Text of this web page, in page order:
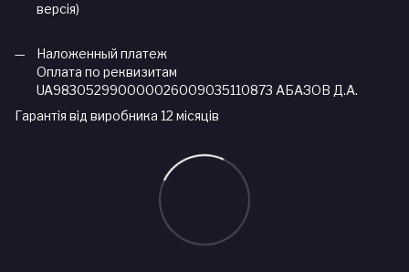
версія)
Наложенный платеж
Оплата по реквизитам
UA983052990000026009035110873 АБАЗОВ Д.А.
Гарантія від виробника 12 місяців